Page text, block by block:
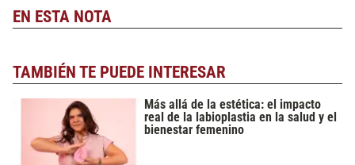
EN ESTA NOTA
TAMBIÉN TE PUEDE INTERESAR
Más allá de la estética: el impacto
real de la labioplastia en la salud y el
bienestar femenino